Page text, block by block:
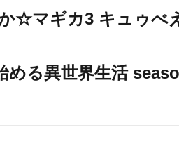
☆マギカ3 キュゥべ
める異世界生活